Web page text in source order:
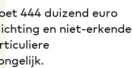
444 duizend euro
en niet-erkende